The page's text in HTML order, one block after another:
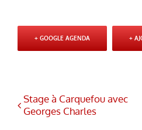
+ GOOGLE AGENDA +
Stage à Carquefou avec
Georges Charles